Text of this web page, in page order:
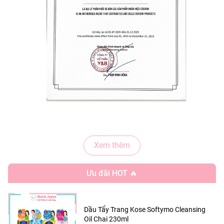
- Những hạt cà phê Đắk Lắk xay nhuyễn giàu cafeine
hòa quyện với bơ cacao Tiền Giang giúp bạn loại bỏ
lớp tế bào chết già cỗi và xỉn màu, đánh thức làn da
tươi mới đầy năng lượng cùng cảm giác mượt mà và
mềm mịn lan tỏa.
Xem thêm
Ưu đãi HOT 🔥
Dầu Tẩy Trang Kose Softymo Cleansing
Oil Chai 230ml